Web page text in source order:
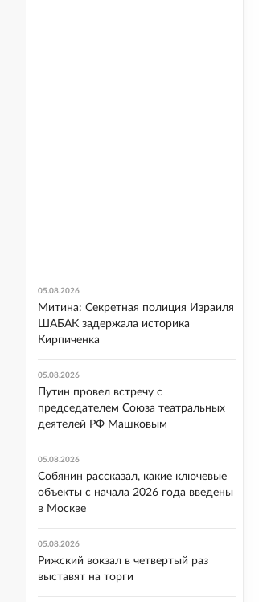
05.08.2026
Митина: Секретная полиция Израиля
ШАБАК задержала историка
Кирпиченка
05.08.2026
Путин провел встречу с
председателем Союза театральных
деятелей РФ Машковым
05.08.2026
Собянин рассказал, какие ключевые
объекты с начала 2026 года введены
в Москве
05.08.2026
Рижский вокзал в четвертый раз
выставят на торги